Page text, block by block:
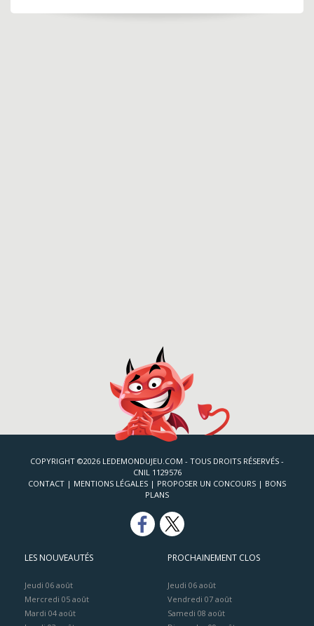
COPYRIGHT ©2026 LEDEMONDUJEU.COM - TOUS DROITS RÉSERVÉS -
CNIL 1129576
CONTACT | MENTIONS LÉGALES | PROPOSER UN CONCOURS | BONS
PLANS
LES NOUVEAUTÉS
Jeudi 06 août
Mercredi 05 août
Mardi 04 août
PROCHAINEMENT CLOS
Jeudi 06 août
Vendredi 07 août
Samedi 08 août